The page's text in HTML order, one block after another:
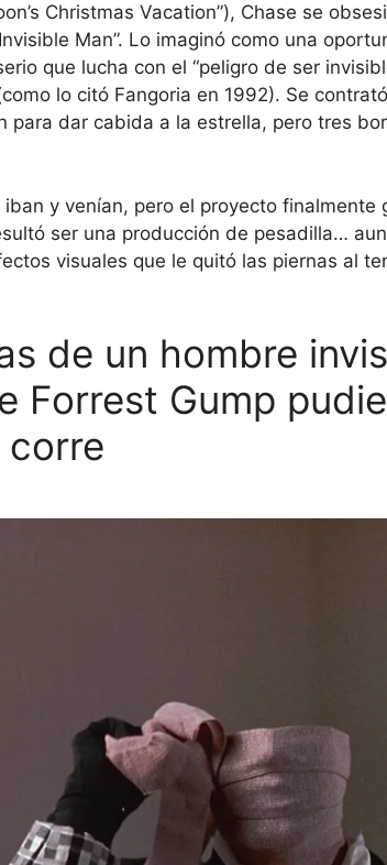
Christmas Vacation”), Chase se
Man”. Lo imaginó como una
que lucha con el “peligro de ser
lo citó Fangoria en 1992). Se
para dar cabida a la estrella, pero tres
y venían, pero el proyecto finalmente
ser una producción de pesadilla…
visuales que le quitó las piernas al
de un hombre
Forrest Gump
corre